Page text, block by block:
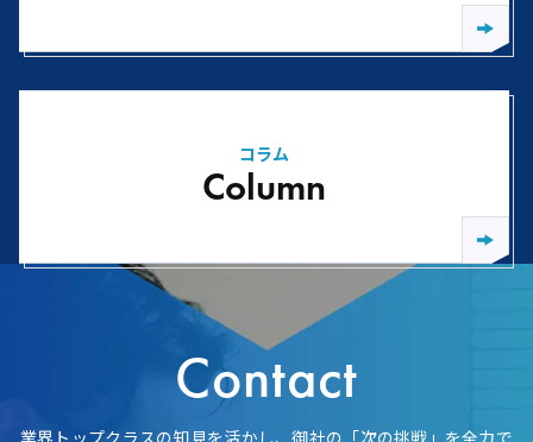
コラム
Column
Contact
業界トップクラスの知見を活かし、御社の「次の挑戦」を全力で